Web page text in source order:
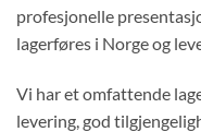
profesjonelle
lagerføres i Norge og
Vi har et omfattende
levering, god